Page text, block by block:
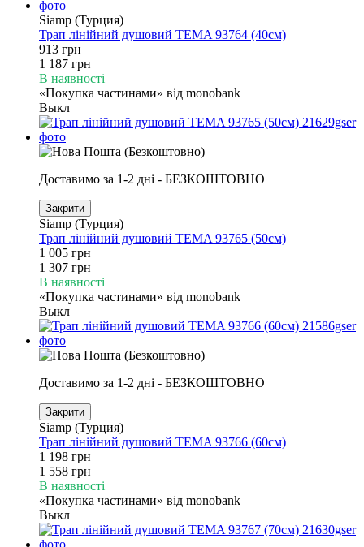
Siamp (Турция)
Трап лінійний душовий TEMA 93764 (40см)
913 грн
1 187 грн
В наявності
«Покупка частинами» від monobank
Выкл
Доставимо за 1-2 дні - БЕЗКОШТОВНО
Закрити
Siamp (Турция)
Трап лінійний душовий TEMA 93765 (50см)
1 005 грн
1 307 грн
В наявності
«Покупка частинами» від monobank
Выкл
Доставимо за 1-2 дні - БЕЗКОШТОВНО
Закрити
Siamp (Турция)
Трап лінійний душовий TEMA 93766 (60см)
1 198 грн
1 558 грн
В наявності
«Покупка частинами» від monobank
Выкл